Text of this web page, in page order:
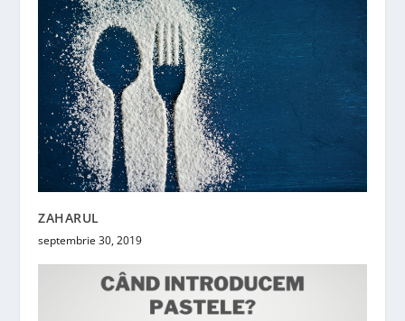
ZAHARUL
septembrie 30, 2019